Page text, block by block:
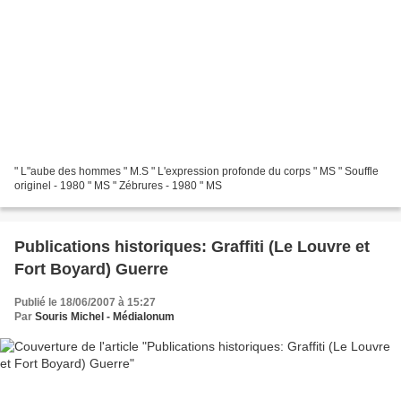
" L"aube des hommes " M.S " L'expression profonde du corps " MS " Souffle
originel - 1980 " MS " Zébrures - 1980 " MS
Publications historiques: Graffiti (Le Louvre et
Fort Boyard) Guerre
Publié le 18/06/2007 à 15:27
Par Souris Michel - Médialonum